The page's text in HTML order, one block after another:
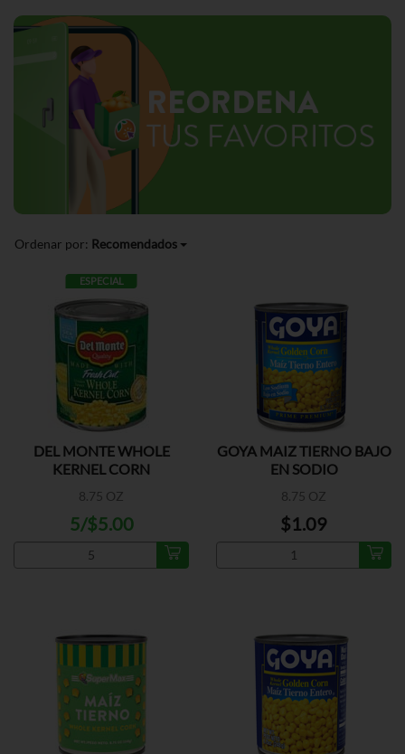
Ordenar por: Recomendados
ESPECIAL
DEL MONTE WHOLE
KERNEL CORN
8.75 OZ
5/$5.00
GOYA MAIZ TIERNO BAJO
EN SODIO
8.75 OZ
$1.09